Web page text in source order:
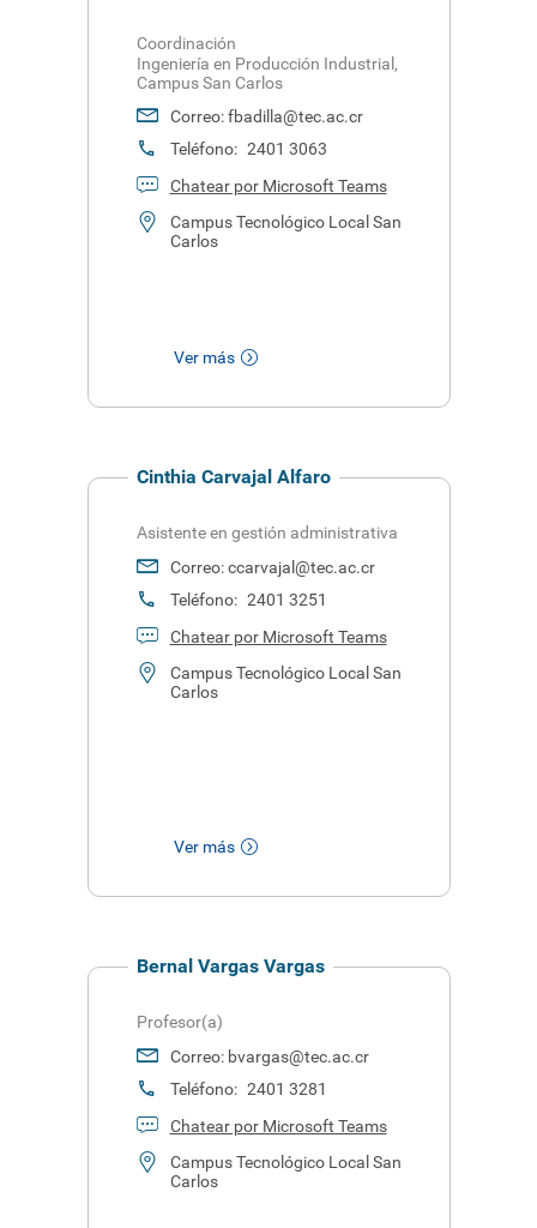
Coordinación
Ingeniería en Producción Industrial,
Campus San Carlos
Correo:fbadilla@tec.ac.cr
Teléfono: 2401 3063
Chatear por Microsoft Teams
Campus Tecnológico Local San
Carlos
Ver más
Cinthia Carvajal Alfaro
Asistente en gestión administrativa
Correo:ccarvajal@tec.ac.cr
Teléfono: 2401 3251
Chatear por Microsoft Teams
Campus Tecnológico Local San
Carlos
Ver más
Bernal Vargas Vargas
Profesor(a)
Correo: bvargas@tec.ac.cr
Teléfono: 2401 3281
Chatear por Microsoft Teams
Campus Tecnológico Local San
Carlos